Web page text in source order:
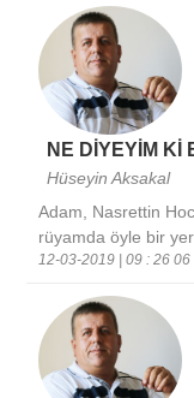
NE DİYEYİM Kİ
Hüseyin Aksakal
Adam, Nasrettin
rüyamda öyle bir
12-03-2019 | 09 : 26 06